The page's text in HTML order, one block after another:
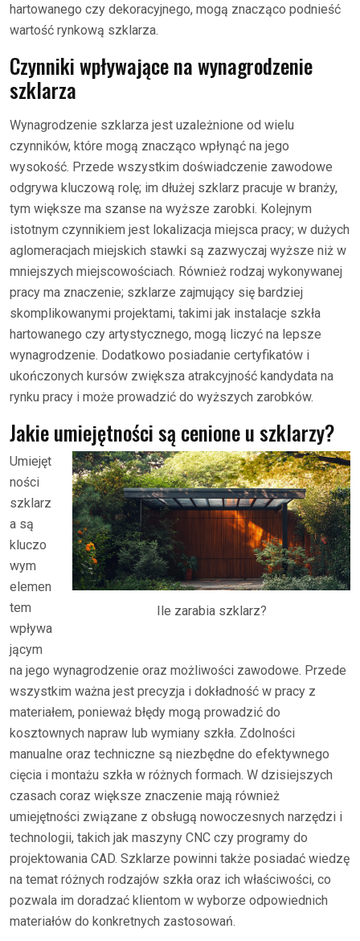
hartowanego czy dekoracyjnego, mogą znacząco podnieść
wartość rynkową szklarza.
Czynniki wpływające na wynagrodzenie
szklarza
Wynagrodzenie szklarza jest uzależnione od wielu
czynników, które mogą znacząco wpłynąć na jego
wysokość. Przede wszystkim doświadczenie zawodowe
odgrywa kluczową rolę; im dłużej szklarz pracuje w branży,
tym większe ma szanse na wyższe zarobki. Kolejnym
istotnym czynnikiem jest lokalizacja miejsca pracy; w dużych
aglomeracjach miejskich stawki są zazwyczaj wyższe niż w
mniejszych miejscowościach. Również rodzaj wykonywanej
pracy ma znaczenie; szklarze zajmujący się bardziej
skomplikowanymi projektami, takimi jak instalacje szkła
hartowanego czy artystycznego, mogą liczyć na lepsze
wynagrodzenie. Dodatkowo posiadanie certyfikatów i
ukończonych kursów zwiększa atrakcyjność kandydata na
rynku pracy i może prowadzić do wyższych zarobków.
Jakie umiejętności są cenione u szklarzy?
Ile zarabia szklarz?
Umiejęt
ności
szklarz
a są
kluczo
wym
elemen
tem
wpływa
jącym
na jego wynagrodzenie oraz możliwości zawodowe. Przede
wszystkim ważna jest precyzja i dokładność w pracy z
materiałem, ponieważ błędy mogą prowadzić do
kosztownych napraw lub wymiany szkła. Zdolności
manualne oraz techniczne są niezbędne do efektywnego
cięcia i montażu szkła w różnych formach. W dzisiejszych
czasach coraz większe znaczenie mają również
umiejętności związane z obsługą nowoczesnych narzędzi i
technologii, takich jak maszyny CNC czy programy do
projektowania CAD. Szklarze powinni także posiadać wiedzę
na temat różnych rodzajów szkła oraz ich właściwości, co
pozwala im doradzać klientom w wyborze odpowiednich
materiałów do konkretnych zastosowań.